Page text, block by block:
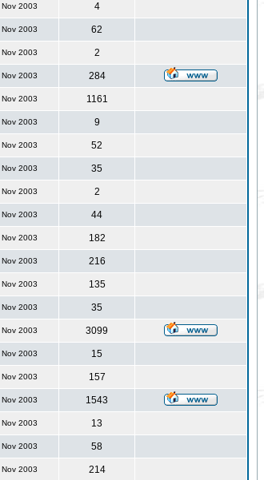
2003 4
2003 62
2003 2
2003 284
2003 1161
2003 9
2003 52
2003 35
2003 2
2003 44
2003 182
2003 216
2003 135
2003 35
2003 3099
2003 15
2003 157
2003 1543
2003 13
2003 58
2003 214